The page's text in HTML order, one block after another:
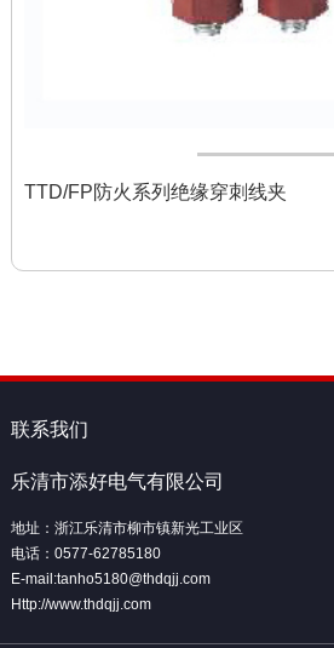
TTD/FP防火系列绝缘穿刺线夹
联系我们
乐清市添好电气有限公司
地址：浙江乐清市柳市镇新光工业区
电话：0577-62785180
E-mail:tanho5180@thdqjj.com
Http://www.thdqjj.com